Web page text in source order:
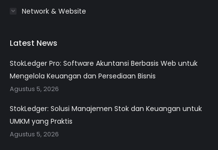
Network & Website
Latest News
StokLedger Pro: Software Akuntansi Berbasis Web untuk
Mengelola Keuangan dan Persediaan Bisnis
Agustus 5, 2026
StokLedger: Solusi Manajemen Stok dan Keuangan untuk
UMKM yang Praktis
Agustus 5, 2026